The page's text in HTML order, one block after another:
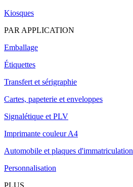
Kiosques
PAR APPLICATION
Emballage
Étiquettes
Transfert et sérigraphie
Cartes, papeterie et enveloppes
Signalétique et PLV
Imprimante couleur A4
Automobile et plaques d'immatriculation
Personnalisation
PLUS